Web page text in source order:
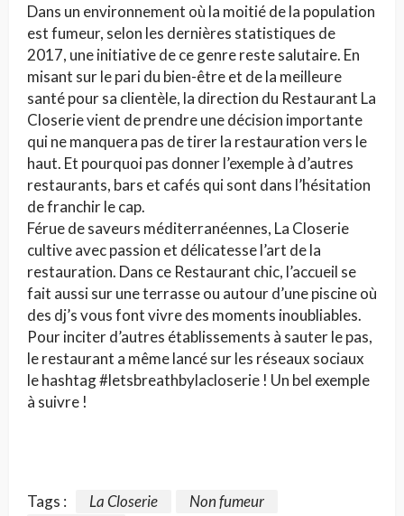
Dans un environnement où la moitié de la population
est fumeur, selon les dernières statistiques de
2017, une initiative de ce genre reste salutaire. En
misant sur le pari du bien-être et de la meilleure
santé pour sa clientèle, la direction du Restaurant La
Closerie vient de prendre une décision importante
qui ne manquera pas de tirer la restauration vers le
haut. Et pourquoi pas donner l’exemple à d’autres
restaurants, bars et cafés qui sont dans l’hésitation
de franchir le cap.
Férue de saveurs méditerranéennes, La Closerie
cultive avec passion et délicatesse l’art de la
restauration. Dans ce Restaurant chic, l’accueil se
fait aussi sur une terrasse ou autour d’une piscine où
des dj’s vous font vivre des moments inoubliables.
Pour inciter d’autres établissements à sauter le pas,
le restaurant a même lancé sur les réseaux sociaux
le hashtag #letsbreathbylacloserie ! Un bel exemple
à suivre !
Tags : La Closerie
Non fumeur